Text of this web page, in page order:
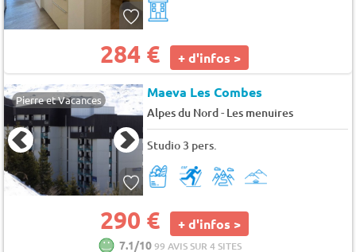
284 € + d'infos >
Pierre et Vacances Maeva Les Combes
Alpes du Nord- Les menuires
Studio 3 pers.
290 € + d'infos >
7.1/1099 AVIS SUR 4 SITES